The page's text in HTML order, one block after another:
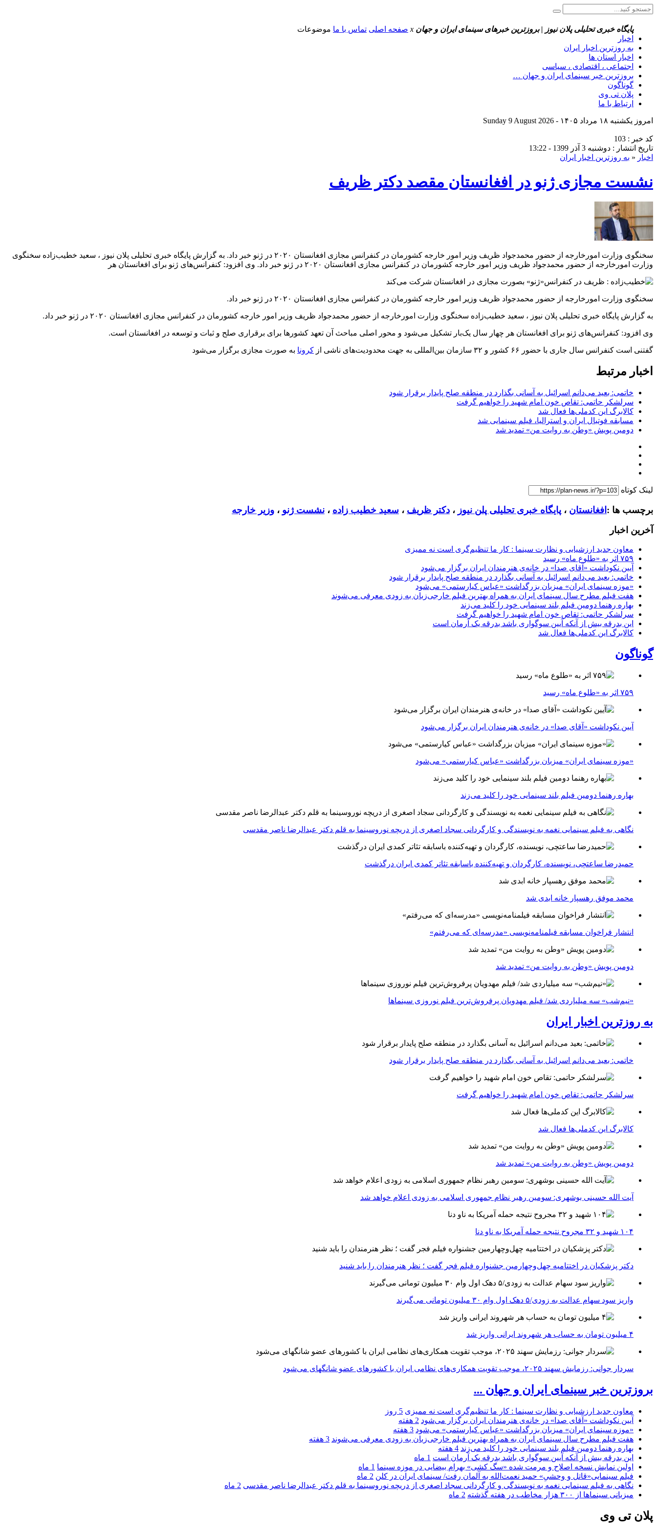
پایگاه خبری تحلیلی پلان نیوز | بروزترین خبرهای سینمای ایران و جهان x صفحه اصلی تماس با ما موضوعات
اخبار
به روزترین اخبار ایران
اخبار استان ها
اجتماعی ، اقتصادی ، سیاسی
بروزترین خبر سینمای ایران و جهان …
گوناگون
پلان تی وی
ارتباط با ما
امروز یکشنبه ۱۸ مرداد ۱۴۰۵ - Sunday 9 August 2026
کد خبر : 103
تاریخ انتشار : دوشنبه 3 آذر 1399 - 13:22
اخبار « به روزترین اخبار ایران
نشست مجازی ژنو در افغانستان مقصد دکتر ظریف
سخنگوی وزارت امورخارجه از حضور محمدجواد ظریف وزیر امور خارجه کشورمان در کنفرانس مجازی افغانستان ۲۰۲۰ در ژنو خبر داد. به گزارش پایگاه خبری تحلیلی پلان نیوز ، سعید خطیب‌زاده سخنگوی
وزارت امورخارجه از حضور محمدجواد ظریف وزیر امور خارجه کشورمان در کنفرانس مجازی افغانستان ۲۰۲۰ در ژنو خبر داد. وی افزود: کنفرانس‌های ژنو برای افغانستان هر
سخنگوی وزارت امورخارجه از حضور محمدجواد ظریف وزیر امور خارجه کشورمان در کنفرانس مجازی افغانستان ۲۰۲۰ در ژنو خبر داد.
به گزارش پایگاه خبری تحلیلی پلان نیوز ، سعید خطیب‌زاده سخنگوی وزارت امورخارجه از حضور محمدجواد ظریف وزیر امور خارجه کشورمان در کنفرانس مجازی افغانستان در ژنو خبر داد.
وی افزود: کنفرانس‌های ژنو برای افغانستان هر چهار سال یک‌بار تشکیل می‌شود و محور اصلی مباحث آن تعهد کشورها برای برقراری صلح و ثبات و توسعه در افغانستان است.
گفتنی است کنفرانس سال جاری با حضور ۶۶ کشور و ۳۲ سازمان بین‌المللی به جهت محدودیت‌های ناشی از کرونا به صورت مجازی برگزار می‌شود
اخبار مرتبط
خاتمی: بعید می‌دانم اسرائیل به آسانی بگذارد در منطقه صلح پایدار برقرار شود
سرلشکر حاتمی: تقاص خون امام شهید را خواهیم گرفت
کالابرگ این کدملی‌ها فعال شد
مسابقه فوتبال ایران و استرالیا، فیلم سینمایی شد
دومین پویش «وطن به روایت من» تمدید شد
لینک کوتاه
برچسب ها : افغانستان ، پایگاه خبری تحلیلی پلن نیوز ، دکتر ظریف ، سعید خطیب زاده ، نشست ژنو ، وزیر خارجه
آخرین اخبار
معاون جدید ارزشیابی و نظارت سینما : کار ما تنظیم‌گری است نه ممیزی
۷۵۹ اثر به «طلوع ماه» رسید
آیین نکوداشت «آقای صدا» در خانه‌ی هنرمندان ایران برگزار می‌شود
خاتمی: بعید می‌دانم اسرائیل به آسانی بگذارد در منطقه صلح پایدار برقرار شود
«موزه سینمای ایران» میزبان بزرگداشت «عباس کیارستمی» می‌شود
هفت فیلم مطرح سال سینمای ایران به همراه بهترین فیلم خارجی‌زبان به زودی معرفی می‌شوند
بهاره رهنما دومین فیلم بلند سینمایی خود را کلید می‌زند
سرلشکر حاتمی: تقاص خون امام شهید را خواهیم گرفت
این بدرقه بیش از آنکه آیین سوگواری باشد بدرقه یک آرمان است
کالابرگ این کدملی‌ها فعال شد
گوناگون
۷۵۹ اثر به «طلوع ماه» رسید
آیین نکوداشت «آقای صدا» در خانه‌ی هنرمندان ایران برگزار می‌شود
«موزه سینمای ایران» میزبان بزرگداشت «عباس کیارستمی» می‌شود
بهاره رهنما دومین فیلم بلند سینمایی خود را کلید می‌زند
نگاهی به فیلم سینمایی نغمه به نویسندگی و کارگردانی سجاد اصغری از دریچه نوروسینما به قلم دکتر عبدالرضا ناصر مقدسی
حمیدرضا ساعتچی، نویسنده، کارگردان و تهیه‌کننده باسابقه تئاتر کمدی ایران درگذشت
محمد موفق رهسپار خانه ابدی شد
انتشار فراخوان مسابقه فیلمنامه‌نویسی «مدرسه‌ای که می‌رفتم»
دومین پویش «وطن به روایت من» تمدید شد
«نیم‌شب» سه میلیاردی شد/ فیلم مهدویان پرفروش‌ترین فیلم نوروزی سینماها
به روزترین اخبار ایران
خاتمی: بعید می‌دانم اسرائیل به آسانی بگذارد در منطقه صلح پایدار برقرار شود
سرلشکر حاتمی: تقاص خون امام شهید را خواهیم گرفت
کالابرگ این کدملی‌ها فعال شد
دومین پویش «وطن به روایت من» تمدید شد
آیت الله حسینی بوشهری: سومین رهبر نظام جمهوری اسلامی به زودی اعلام خواهد شد
۱۰۴ شهید و ۳۲ مجروح نتیجه حمله آمریکا به ناو دنا
دکتر پزشکیان در اختتامیه چهل‌وچهارمین جشنواره فیلم فجر گفت ؛ نظر هنرمندان را باید شنید
واریز سود سهام عدالت به زودی/۵ دهک اول وام ۳۰ میلیون تومانی می‌گیرند
۴ میلیون تومان به حساب هر شهروند ایرانی واریز شد
سردار جوانی: رزمایش سهند ۲۰۲۵، موجب تقویت همکاری‌های نظامی ایران با کشور‌های عضو شانگهای می‌شود
بروزترین خبر سینمای ایران و جهان ...
معاون جدید ارزشیابی و نظارت سینما : کار ما تنظیم‌گری است نه ممیزی 5 روز
آیین نکوداشت «آقای صدا» در خانه‌ی هنرمندان ایران برگزار می‌شود 2 هفته
«موزه سینمای ایران» میزبان بزرگداشت «عباس کیارستمی» می‌شود 3 هفته
هفت فیلم مطرح سال سینمای ایران به همراه بهترین فیلم خارجی‌زبان به زودی معرفی می‌شوند 3 هفته
بهاره رهنما دومین فیلم بلند سینمایی خود را کلید می‌زند 4 هفته
این بدرقه بیش از آنکه آیین سوگواری باشد بدرقه یک آرمان است 1 ماه
اولین نمایش نسخه اصلاح و مرمت شده «سگ کشی» بهرام بیضایی در موزه سینما 1 ماه
فیلم سینمایی«قاتل و وحشیِ» حمید نعمت‌الله به آلمان رفت/ سینمای ایران در کلن 2 ماه
نگاهی به فیلم سینمایی نغمه به نویسندگی و کارگردانی سجاد اصغری از دریچه نوروسینما به قلم دکتر عبدالرضا ناصر مقدسی 2 ماه
میزبانی سینماها از ۳۰۰ هزار مخاطب در هفته گذشته
2 ماه
پلان تی وی